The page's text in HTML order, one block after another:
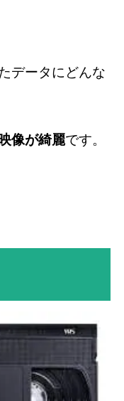
データにどんな
像が綺麗です。